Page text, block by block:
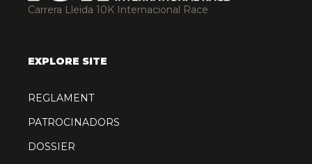
Carrera Lleida 10K Internacional Race
EXPLORE SITE
REGLAMENT
PATROCINADORS
DOSSIER